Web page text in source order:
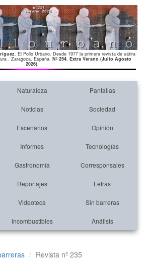
. El Pollo Urbano. Desde 1977 la primera revista de sátira
. Zaragoza. España. Nº 254. Extra Verano (Julio Agosto
2026).
Naturaleza Pantallas
Noticias Sociedad
Escenarios Opinión
Informes Tecnologías
Gastronomía Corresponsales
Reportajes Letras
Videoteca Sin barreras
Incombustibles Análisis
Revista nº 235